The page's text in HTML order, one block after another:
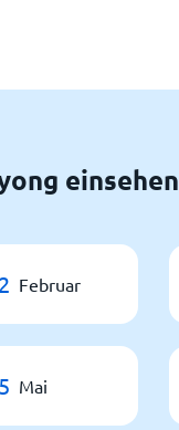
einsehen
Februar
Mai